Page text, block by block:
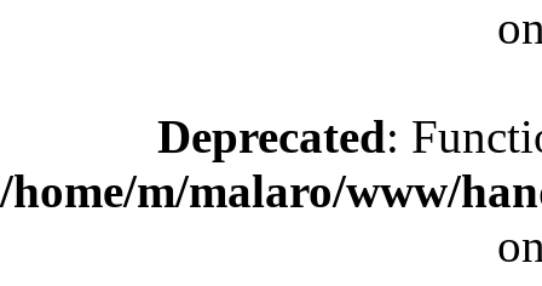
Deprecated:
/home/m/malaro/www/